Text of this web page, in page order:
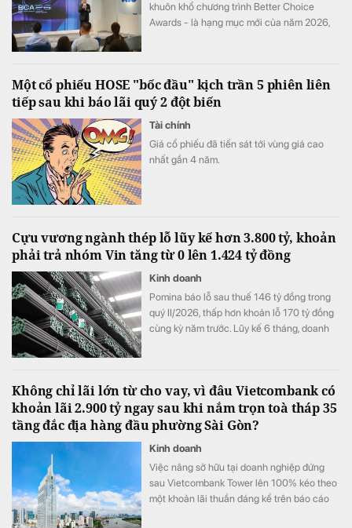
khuôn khổ chương trình Better Choice
Awards - là hạng mục mới của năm 2026,
Một cổ phiếu HOSE "bốc đầu" kịch trần 5 phiên liên
tiếp sau khi báo lãi quý 2 đột biến
Tài chính
Giá cổ phiếu đã tiến sát tới vùng giá cao
nhất gần 4 năm.
Cựu vương ngành thép lỗ lũy kế hơn 3.800 tỷ, khoản
phải trả nhóm Vin tăng từ 0 lên 1.424 tỷ đồng
Kinh doanh
Pomina báo lỗ sau thuế 146 tỷ đồng trong
quý II/2026, thấp hơn khoản lỗ 170 tỷ đồng
cùng kỳ năm trước. Lũy kế 6 tháng, doanh
Không chỉ lãi lớn từ cho vay, vì đâu Vietcombank có
khoản lãi 2.900 tỷ ngay sau khi nắm trọn toà tháp 35
tầng đắc địa hàng đầu phường Sài Gòn?
Kinh doanh
Việc nâng sở hữu tại doanh nghiệp đứng
sau Vietcombank Tower lên 100% kéo theo
một khoản lãi thuần đáng kể trên báo cáo